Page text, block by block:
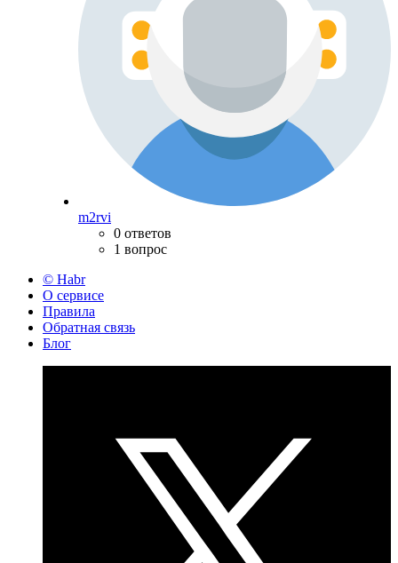
m2rvi
0 ответов
1 вопрос
© Habr
О сервисе
Правила
Обратная связь
Блог